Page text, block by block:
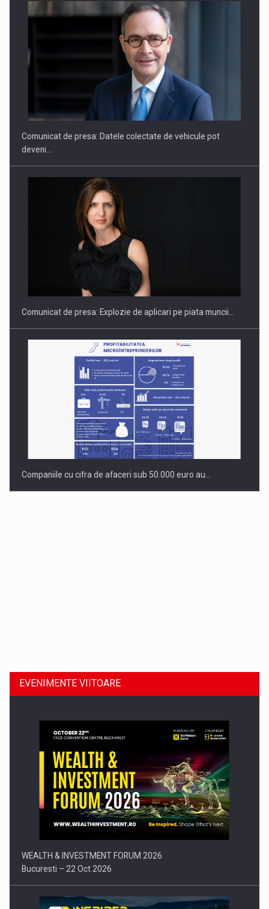
SAPTE PERSONALITATI DIN MEDIUL DE AFACERI, ACADEMIC
Hard Enduro Piatra Craiului 2026, fueled by benzinariile RO…
Comunicat de presa: Datele colectate de vehicule pot
deveni…
Comunicat de presa: Explozie de aplicari pe piata muncii…
Companiile cu cifra de afaceri sub 50.000 euro au…
Comunicat de presa: Joburile part-time reincep sa intre pe…
EVENIMENTE VIITOARE
WEALTH & INVESTMENT FORUM 2026
Bucuresti – 22 Oct 2026